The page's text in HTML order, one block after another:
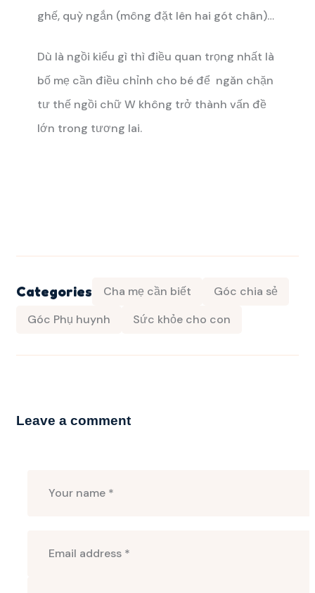
ghế, quỳ ngắn (mông đặt lên hai gót chân)…
Dù là ngồi kiểu gì thì điều quan trọng nhất là
bố mẹ cần điều chỉnh cho bé để ngăn chặn
tư thế ngồi chữ W không trở thành vấn đề
lớn trong tương lai.
Categories Cha mẹ cần biết
Góc chia sẻ
Góc Phụ huynh
Sức khỏe cho con
Leave a comment